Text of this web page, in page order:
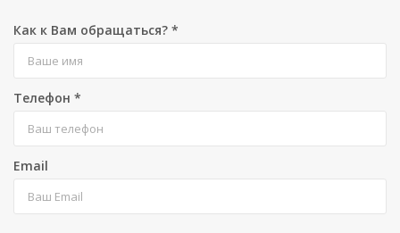
Как к Вам обращаться? *
Телефон *
Email